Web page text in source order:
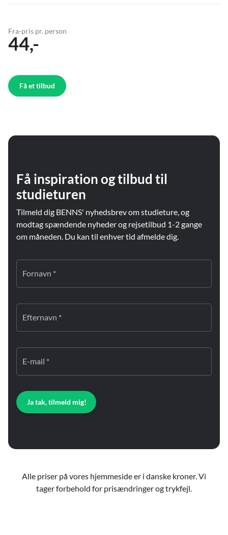
Fra-pris pr. person
44,-
Få et tilbud
Få inspiration og tilbud til
studieturen
Tilmeld dig BENNS' nyhedsbrev om studieture, og
modtag spændende nyheder og rejsetilbud 1-2 gange
om måneden. Du kan til enhver tid afmelde dig.
Fornavn *
Efternavn *
E-mail *
Ja tak, tilmeld mig!
Alle priser på vores hjemmeside er i danske kroner. Vi
tager forbehold for prisændringer og trykfejl.